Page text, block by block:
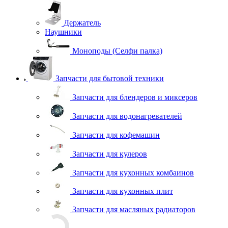
Держатель
Наушники
Моноподы (Селфи палка)
Запчасти для бытовой техники
Запчасти для блендеров и миксеров
Запчасти для водонагревателей
Запчасти для кофемашин
Запчасти для кулеров
Запчасти для кухонных комбаинов
Запчасти для кухонных плит
Запчасти для масляных радиаторов